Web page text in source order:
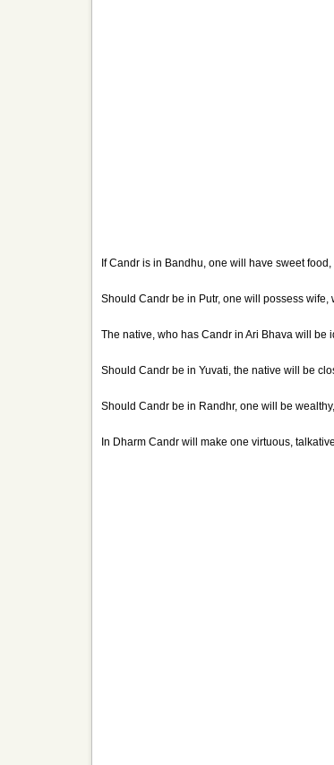
If Candr is in Bandhu, one will have sweet
Should Candr be in Putr, one will possess
The native, who has Candr in Ari Bhava will
Should Candr be in Yuvati, the native will be
Should Candr be in Randhr, one will be
In Dharm Candr will make one virtuous,